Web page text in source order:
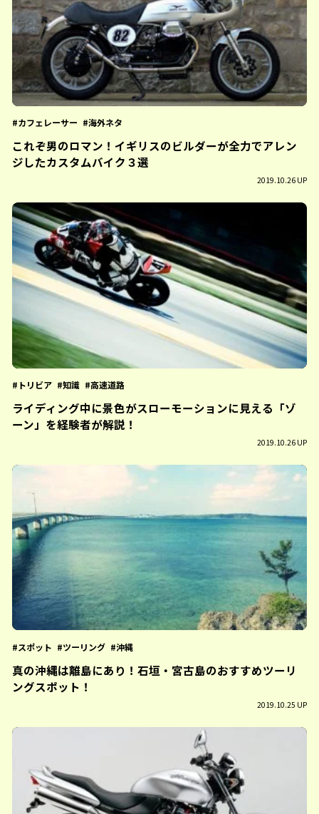
カフェレーサー 海外ネタ
これぞ男のロマン！イギリスのビルダーが全力でアレン
ジしたカスタムバイク３選
2019.10.26 UP
トリビア 知識 高速道路
ライディング中に景色がスローモーションに見える「ゾ
ーン」を経験者が解説！
2019.10.26 UP
スポット ツーリング 沖縄
真の沖縄は離島にあり！石垣・宮古島のおすすめツーリ
ングスポット！
2019.10.25 UP